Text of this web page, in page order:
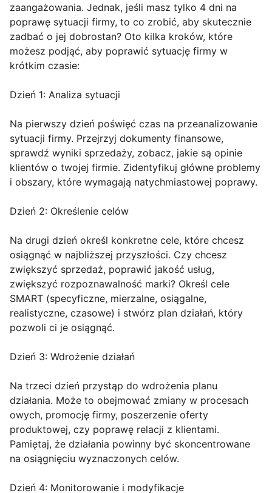
zaangażowania. Jednak, jeśli masz tylko 4 dni na
poprawę sytuacji firmy, to co zrobić, aby skutecznie
zadbać o jej dobrostan? Oto kilka kroków, które
możesz podjąć, aby poprawić sytuację firmy w
krótkim czasie:
Dzień 1: Analiza sytuacji
Na pierwszy dzień poświęć czas na przeanalizowanie
sytuacji firmy. Przejrzyj dokumenty finansowe,
sprawdź wyniki sprzedaży, zobacz, jakie są opinie
klientów o twojej firmie. Zidentyfikuj główne problemy
i obszary, które wymagają natychmiastowej poprawy.
Dzień 2: Określenie celów
Na drugi dzień określ konkretne cele, które chcesz
osiągnąć w najbliższej przyszłości. Czy chcesz
zwiększyć sprzedaż, poprawić jakość usług,
zwiększyć rozpoznawalność marki? Określ cele
SMART (specyficzne, mierzalne, osiągalne,
realistyczne, czasowe) i stwórz plan działań, który
pozwoli ci je osiągnąć.
Dzień 3: Wdrożenie działań
Na trzeci dzień przystąp do wdrożenia planu
działania. Może to obejmować zmiany w procesach
owych, promocję firmy, poszerzenie oferty
produktowej, czy poprawę relacji z klientami.
Pamiętaj, że działania powinny być skoncentrowane
na osiągnięciu wyznaczonych celów.
Dzień 4: Monitorowanie i modyfikacje